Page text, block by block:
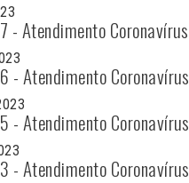
- Atendimento Coronavírus
- Atendimento Coronavírus
- Atendimento Coronavírus
- Atendimento Coronavírus